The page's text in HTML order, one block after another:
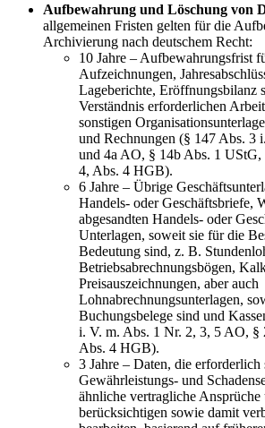
Aufbewahrung und Löschung von
allgemeinen Fristen gelten für die
Archivierung nach deutschem Recht:
10 Jahre – Aufbewahrungsfrist
Aufzeichnungen,
Lageberichte, Eröffnungsbilanz
Verständnis erforderlichen
sonstigen
und Rechnungen (§ 147 Abs. 3
und 4a AO, § 14b Abs. 1
4, Abs. 4 HGB).
6 Jahre – Übrige
Handels- oder Geschäftsbriefe,
abgesandten Handels- oder
Unterlagen, soweit sie für die
Bedeutung sind, z. B.
Betriebsabrechnungsbögen,
Preisauszeichnungen, aber auch
Lohnabrechnungsunterlagen,
Buchungsbelege sind und
i. V. m. Abs. 1 Nr. 2, 3, 5 AO, §
Abs. 4 HGB).
3 Jahre – Daten, die
Gewährleistungs- und
ähnliche vertragliche Ansprüche
berücksichtigen sowie damit